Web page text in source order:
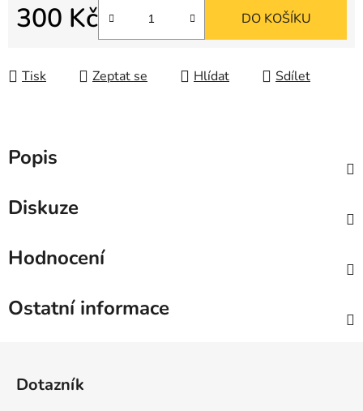
300 Kč DO KOŠÍKU
Tisk Zeptat se Hlídat Sdílet
Popis
Diskuze
Hodnocení
Ostatní informace
Dotazník